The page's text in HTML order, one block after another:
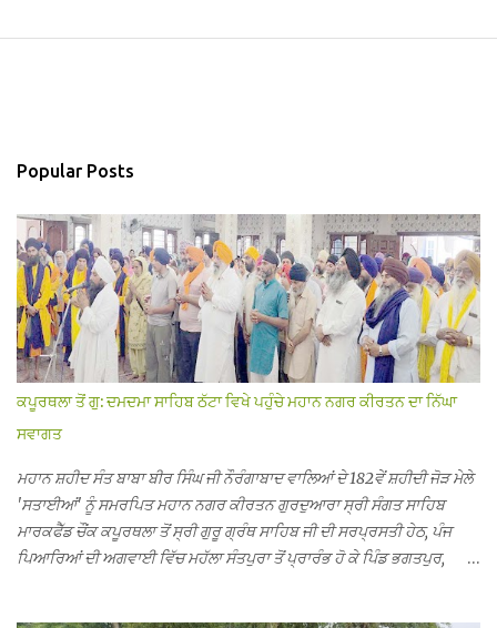
Popular Posts
ਕਪੂਰਥਲਾ ਤੋਂ ਗੁ: ਦਮਦਮਾ ਸਾਹਿਬ ਠੱਟਾ ਵਿਖੇ ਪਹੁੰਚੇ ਮਹਾਨ ਨਗਰ ਕੀਰਤਨ ਦਾ ਨਿੱਘਾ
ਸਵਾਗਤ
ਮਹਾਨ ਸ਼ਹੀਦ ਸੰਤ ਬਾਬਾ ਬੀਰ ਸਿੰਘ ਜੀ ਨੌਰੰਗਾਬਾਦ ਵਾਲਿਆਂ ਦੇ 182ਵੇਂ ਸ਼ਹੀਦੀ ਜੋੜ ਮੇਲੇ
'ਸਤਾਈਆਂ' ਨੂੰ ਸਮਰਪਿਤ ਮਹਾਨ ਨਗਰ ਕੀਰਤਨ ਗੁਰਦੁਆਰਾ ਸ੍ਰੀ ਸੰਗਤ ਸਾਹਿਬ
ਮਾਰਕਫੈੱਡ ਚੌਂਕ ਕਪੂਰਥਲਾ ਤੋਂ ਸ੍ਰੀ ਗੁਰੂ ਗ੍ਰੰਥ ਸਾਹਿਬ ਜੀ ਦੀ ਸਰਪ੍ਰਸਤੀ ਹੇਠ, ਪੰਜ
ਪਿਆਰਿਆਂ ਦੀ ਅਗਵਾਈ ਵਿੱਚ ਮਹੱਲਾ ਸੰਤਪੁਰਾ ਤੋਂ ਪ੍ਰਾਰੰਭ ਹੋ ਕੇ ਪਿੰਡ ਭਗਤਪੁਰ,